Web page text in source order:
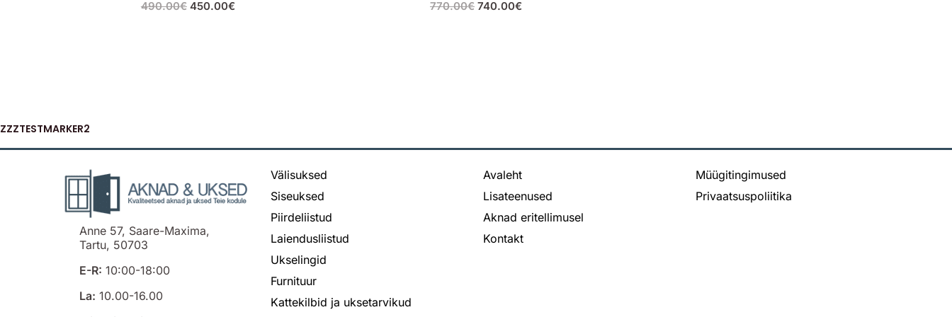
490.00€ 450.00€ 770.00€ 740.00€
ZZZTESTMARKER2
Anne 57, Saare-Maxima,
Tartu, 50703
E-R: 10:00-18:00
La: 10.00-16.00
Välisuksed
Siseuksed
Piirdeliistud
Laiendusliistud
Ukselingid
Furnituur
Kattekilbid ja uksetarvikud
Avaleht
Lisateenused
Aknad eritellimusel
Kontakt
Müügitingimused
Privaatsuspoliitika